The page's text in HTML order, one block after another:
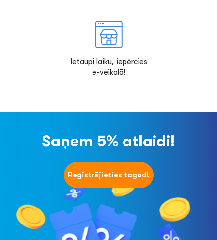
Ietaupi laiku, iepērcies
e-veikalā!
Saņem 5% atlaidi!
Reģistrējieties tagad!